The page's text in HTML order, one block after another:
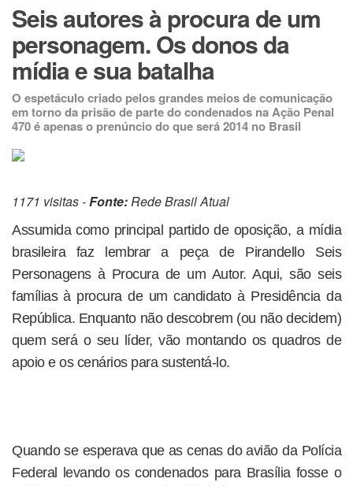
Seis autores à procura de um
personagem. Os donos da
mídia e sua batalha
O espetáculo criado pelos grandes meios de comunicação
em torno da prisão de parte do condenados na Ação Penal
470 é apenas o prenúncio do que será 2014 no Brasil
1171 visitas -Fonte:Rede Brasil Atual
Assumida como principal partido de oposição, a mídia
brasileira faz lembrar a peça de Pirandello Seis
Personagens à Procura de um Autor. Aqui, são seis
famílias à procura de um candidato à Presidência da
República. Enquanto não descobrem (ou não decidem)
quem será o seu líder, vão montando os quadros de
apoio e os cenários para sustentá-lo.
Quando se esperava que as cenas do avião da Polícia
Federal levando os condenados para Brasília fosse o